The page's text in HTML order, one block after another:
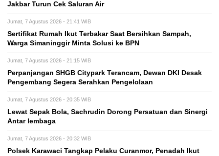
Jakbar Turun Cek Saluran Air
Jumat, 7 Agustus 2026 - 21:41 WIB
Sertifikat Rumah Ikut Terbakar Saat Bersihkan Sampah,
Warga Simaninggir Minta Solusi ke BPN
Jumat, 7 Agustus 2026 - 21:15 WIB
Perpanjangan SHGB Citypark Terancam, Dewan DKI Desak
Pengembang Segera Serahkan Pengelolaan
Jumat, 7 Agustus 2026 - 20:35 WIB
Lewat Sepak Bola, Sachrudin Dorong Persatuan dan Sinergi
Antar lembaga
Jumat, 7 Agustus 2026 - 20:32 WIB
Polsek Karawaci Tangkap Pelaku Curanmor, Penadah Ikut